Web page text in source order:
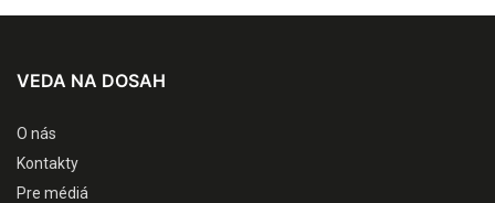
VEDA NA DOSAH
O nás
Kontakty
Pre médiá